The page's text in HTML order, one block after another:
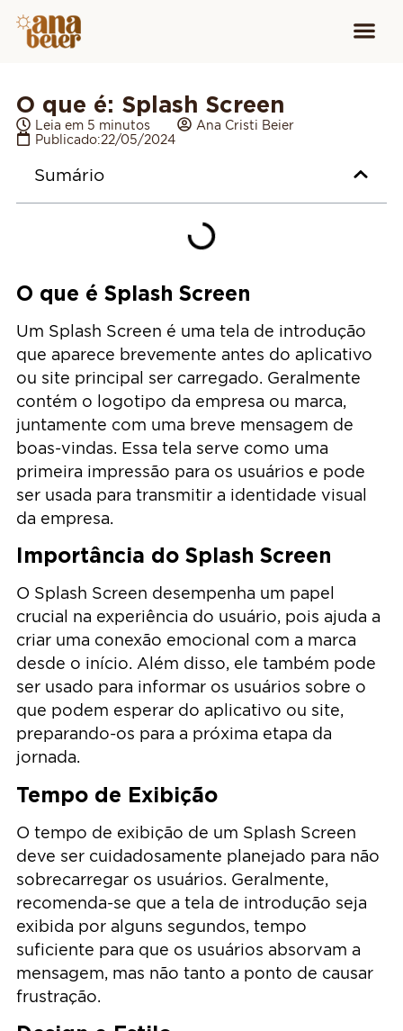
O que é: Splash Screen
Leia em 5 minutos
Ana Cristi Beier
Publicado:22/05/2024
Sumário
O que é Splash Screen
Um Splash Screen é uma tela de introdução
que aparece brevemente antes do aplicativo
ou site principal ser carregado. Geralmente
contém o logotipo da empresa ou marca,
juntamente com uma breve mensagem de
boas-vindas. Essa tela serve como uma
primeira impressão para os usuários e pode
ser usada para transmitir a identidade visual
da empresa.
Importância do Splash Screen
O Splash Screen desempenha um papel
crucial na experiência do usuário, pois ajuda a
criar uma conexão emocional com a marca
desde o início. Além disso, ele também pode
ser usado para informar os usuários sobre o
que podem esperar do aplicativo ou site,
preparando-os para a próxima etapa da
jornada.
Tempo de Exibição
O tempo de exibição de um Splash Screen
deve ser cuidadosamente planejado para não
sobrecarregar os usuários. Geralmente,
recomenda-se que a tela de introdução seja
exibida por alguns segundos, tempo
suficiente para que os usuários absorvam a
mensagem, mas não tanto a ponto de causar
frustração.